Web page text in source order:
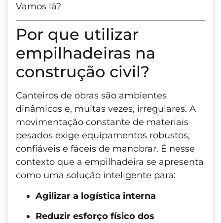
Vamos lá?
Por que utilizar
empilhadeiras na
construção civil?
Canteiros de obras são ambientes
dinâmicos e, muitas vezes, irregulares. A
movimentação constante de materiais
pesados exige equipamentos robustos,
confiáveis e fáceis de manobrar. É nesse
contexto que a empilhadeira se apresenta
como uma solução inteligente para:
Agilizar a logística interna
Reduzir esforço físico dos